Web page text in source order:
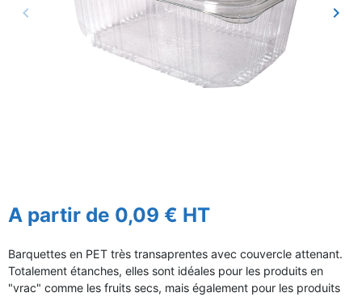
Précédent
keyboard_arrow_left keyboard_arrow_right
A partir de 0,09 € HT
Barquettes en PET très transaprentes avec couvercle attenant.
Totalement étanches, elles sont idéales pour les produits en
"vrac" comme les fruits secs, mais également pour les produits